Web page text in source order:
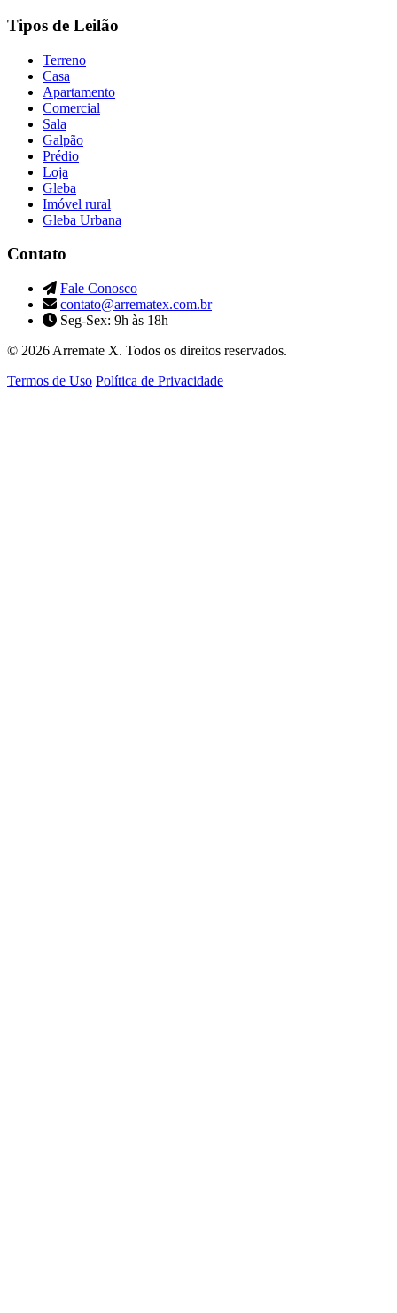
Tipos de Leilão
Terreno
Casa
Apartamento
Comercial
Sala
Galpão
Prédio
Loja
Gleba
Imóvel rural
Gleba Urbana
Contato
Fale Conosco
contato@arrematex.com.br
Seg-Sex: 9h às 18h
© 2026 Arremate X. Todos os direitos reservados.
Termos de Uso Política de Privacidade